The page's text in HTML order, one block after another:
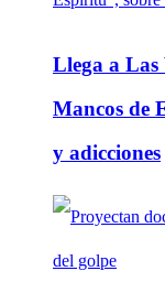
Llega a Las
Mancos de
y adicciones